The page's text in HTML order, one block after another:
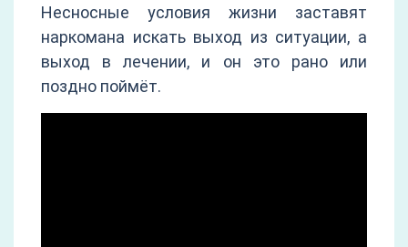
Несносные условия жизни заставят
наркомана искать выход из ситуации, а
выход в лечении, и он это рано или
поздно поймёт.